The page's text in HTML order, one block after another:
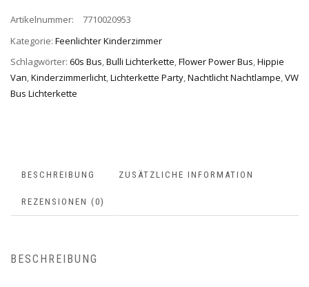
Artikelnummer:
7710020953
Kategorie: Feenlichter Kinderzimmer
Schlagwörter: 60s Bus,Bulli Lichterkette,Flower Power Bus,Hippie
Van,Kinderzimmerlicht,Lichterkette Party,Nachtlicht Nachtlampe,VW
Bus Lichterkette
BESCHREIBUNG ZUSÄTZLICHE INFORMATION
REZENSIONEN (0)
BESCHREIBUNG